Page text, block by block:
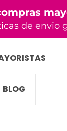
de envio
BLOG